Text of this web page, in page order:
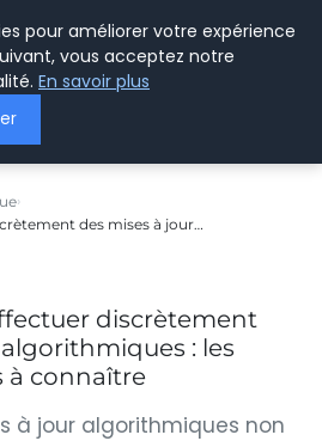
des mises à jour…
discrètement
: les
à connaître
à jour algorithmiques non
pour améliorer votre expérience
vous acceptez notre
En savoir plus